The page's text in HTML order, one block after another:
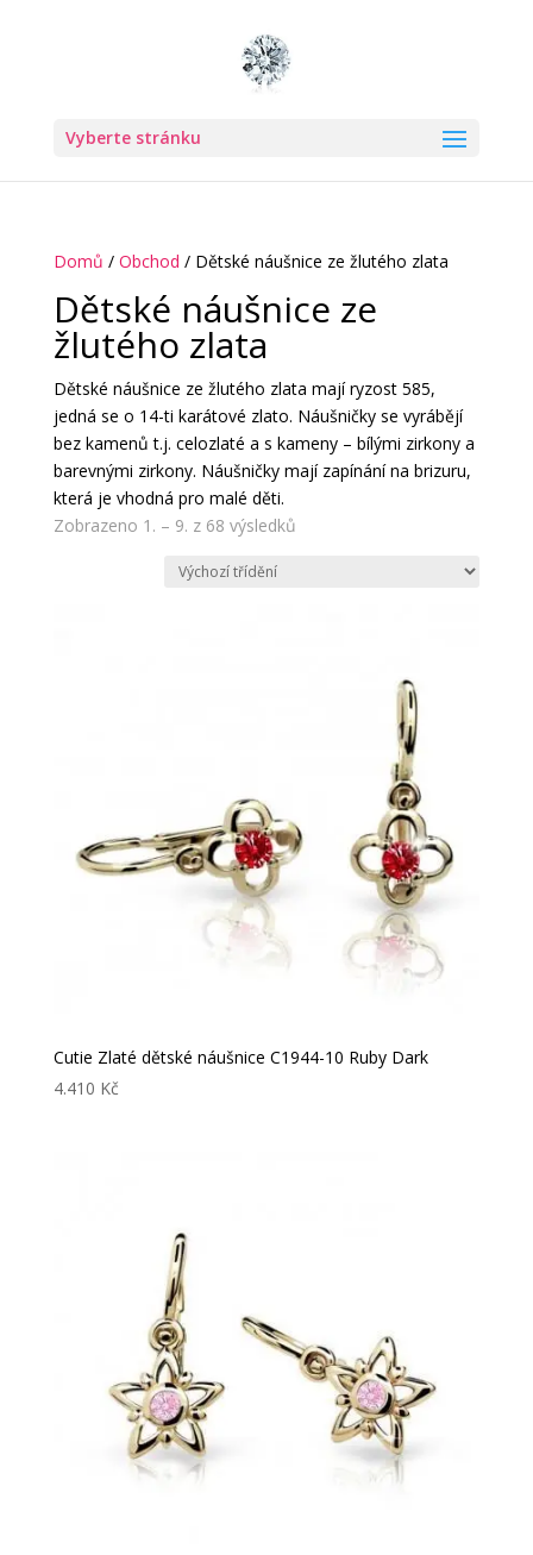
Vyberte stránku
Domů / Obchod / Dětské náušnice ze žlutého zlata
Dětské náušnice ze
žlutého zlata
Dětské náušnice ze žlutého zlata mají ryzost 585,
jedná se o 14-ti karátové zlato. Náušničky se vyrábějí
bez kamenů t.j. celozlaté a s kameny – bílými zirkony a
barevnými zirkony. Náušničky mají zapínání na brizuru,
která je vhodná pro malé děti.
Zobrazeno 1. – 9. z 68 výsledků
Cutie Zlaté dětské náušnice C1944-10 Ruby Dark
4.410 Kč